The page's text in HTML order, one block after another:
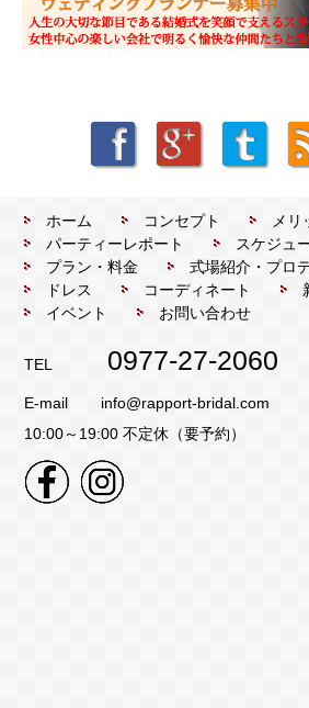
ホーム コンセプト
メリ
パーティーレポート
スケジュ
プラン・料金
式場紹介・プロ
ドレス
コーディネート
イベント
お問い合わせ
TEL 0977-27-2060
E-mail
info@rapport-bridal.com
10:00～19:00 不定休（要予約）